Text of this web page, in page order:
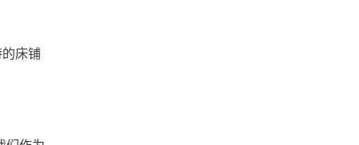
床铺